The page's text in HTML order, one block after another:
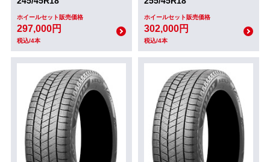
ホイールセット販売価格
297,000円
税込/4本
ホイールセット販売価格
302,000円
税込/4本